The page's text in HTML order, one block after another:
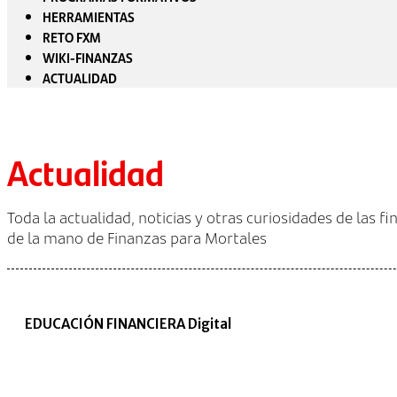
HERRAMIENTAS
RETO FXM
WIKI-FINANZAS
ACTUALIDAD
Actualidad
Toda la actualidad, noticias y otras curiosidades de las
de la mano de Finanzas para Mortales
EDUCACIÓN FINANCIERA Digital